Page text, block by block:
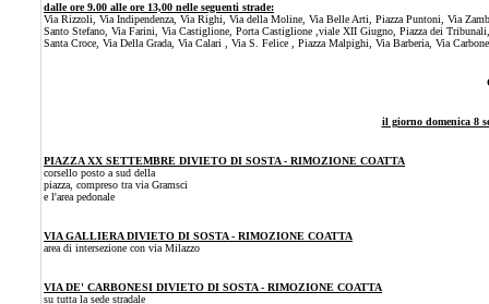
dalle ore 9.00 alle ore 13,00 nelle seguenti strade:
Via Rizzoli, Via Indipendenza, Via Righi, Via della Moline, Via Belle Arti, Piazza Puntoni, Via
Santo Stefano, Via Farini, Via Castiglione, Porta Castiglione ,viale XII Giugno, Piazza dei
Santa Croce, Via Della Grada, Via Calari , Via S. Felice , Piazza Malpighi, Via Barberia, Via
il giorno domenica 8
PIAZZA XX SETTEMBRE DIVIETO DI SOSTA - RIMOZIONE COATTA
corsello posto a sud della
piazza, compreso tra via Gramsci
e l'area pedonale
VIA GALLIERA DIVIETO DI SOSTA - RIMOZIONE COATTA
area di intersezione con via Milazzo
VIA DE' CARBONESI DIVIETO DI SOSTA - RIMOZIONE COATTA
su tutta la sede stradale